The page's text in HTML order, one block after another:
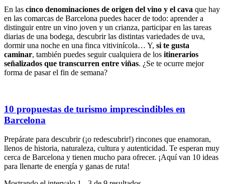
En las cinco denominaciones de origen del vino y el cava que hay
en las comarcas de Barcelona puedes hacer de todo: aprender a
distinguir entre un vino joven y un crianza, participar en las tareas
diarias de una bodega, descubrir las distintas variedades de uva,
dormir una noche en una finca vitivinícola… Y, si te gusta
caminar, también puedes seguir cualquiera de los itinerarios
señalizados que transcurren entre viñas. ¿Se te ocurre mejor
forma de pasar el fin de semana?
10 propuestas de turismo imprescindibles en
Barcelona
Prepárate para descubrir (¡o redescubrir!) rincones que enamoran,
llenos de historia, naturaleza, cultura y autenticidad. Te esperan muy
cerca de Barcelona y tienen mucho para ofrecer. ¡Aquí van 10 ideas
para llenarte de energía y ganas de ruta!